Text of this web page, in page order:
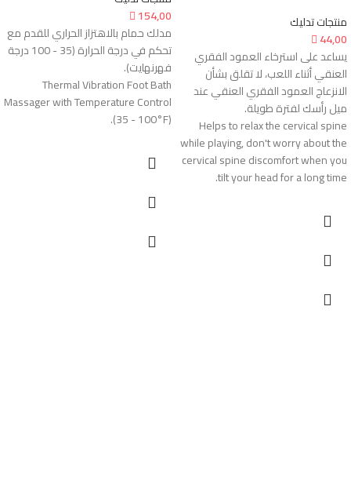
منتجات تدليك
44,00
يساعد على استرخاء العمود الفقري
العنقي أثناء اللعب، لا تقلق بشأن
الانزعاج العمود الفقري العنقي عند
ميل رأسك لفترة طويلة.
Helps to relax the cervical spine
while playing, don't worry about the
cervical spine discomfort when you
tilt your head for a long time.
154,00
مدلك حمام بالاهتزاز الحراري للقدم مع
تحكم في درجة الحرارة (35 - 100 درجة
فهرنهايت).
Thermal Vibration Foot Bath
Massager with Temperature Control
(35 - 100°F).